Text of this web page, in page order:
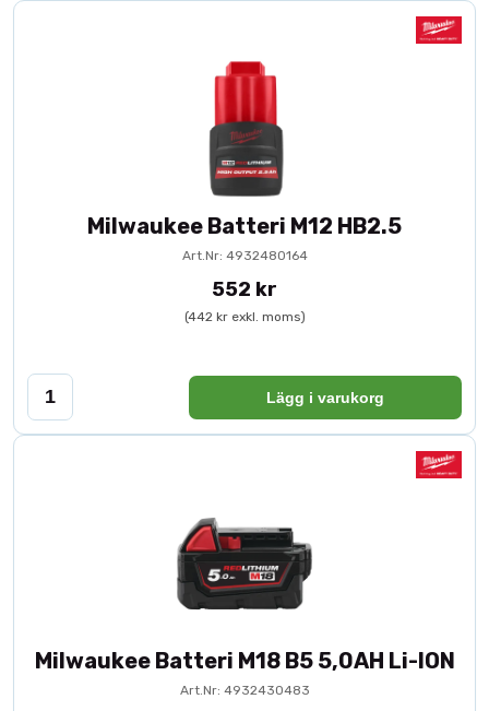
Milwaukee Batteri M12 HB2.5
Art.Nr: 4932480164
552 kr
(442 kr exkl. moms)
Lägg i varukorg
Milwaukee Batteri M18 B5 5,0AH Li-ION
Art.Nr: 4932430483